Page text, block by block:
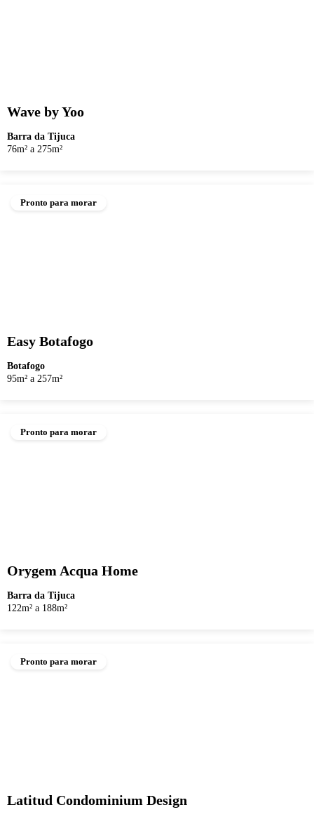
Wave by Yoo
Barra da Tijuca
76m² a 275m²
Pronto para morar
Easy Botafogo
Botafogo
95m² a 257m²
Pronto para morar
Orygem Acqua Home
Barra da Tijuca
122m² a 188m²
Pronto para morar
Latitud Condominium Design